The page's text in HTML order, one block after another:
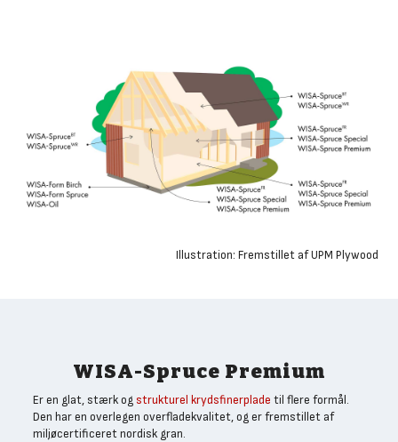
Illustration: Fremstillet af UPM Plywood
WISA-Spruce Premium
Er en glat, stærk og strukturel krydsfinerplade til flere formål.
Den har en overlegen overfladekvalitet, og er fremstillet af
miljøcertificeret nordisk gran.